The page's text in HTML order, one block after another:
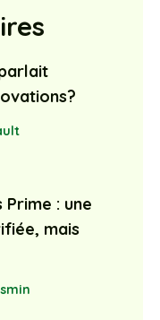
Prime : une
mais